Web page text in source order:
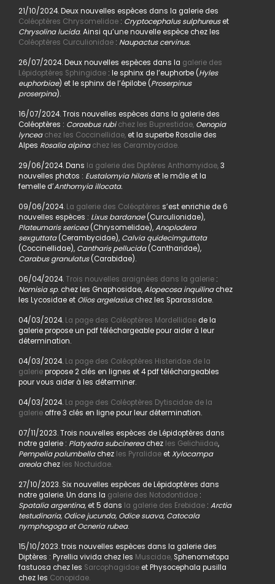
21/10/2024. Deux nouvelles espèces dans la galerie des
Coléoptères Chrysomelidae: Cryptocephalus sulphureuset
Chrysolina lucida. Ainsi qu’une nouvelle espèce chez les
Coléoptères Curculionidae : Naupactus cervinus.
26/07/2024. Deux nouvelles espèces dans la galerie des
Lépidoptères Sphingidae: le sphinx de l’euphorbe (Hyles
euphorbiae) et le sphinx de l’épilobe (Proserpinus
proserpina).
16/07/2024. Trois nouvelles espèces dans la galerie des
Coléoptères : Coraebus rubi chez les Buprestidae, Oenopia
lyncea chez les Coccinellidae,et la superbe Rosalie des
Alpes Rosalia alpina chez les Cerambycidae.
29/06/2024. Dans la galerie des Diptères Anthomyidae,3
nouvelles photos : Eustalomyia hilariset le mâle et la
femelle d’Anthomyia illocata.
09/06/2024.La galerie des Coléoptères s’est enrichie de 6
nouvelles espèces : Lixus bardanae(Curculionidae),
Plateumaris sericea(Chrysomelidae),Anoplodera
sexguttata(Cerambycidae), Calvia quidecimguttata
(Coccinellidae), Cantharis pellucida(Cantharidae),
Carabus granulatus(Carabidae).
06/04/2024.Trois nouvelles araignées dans la galerie:
Nomisia sp. chez les Gnaphosidae,Alopecosa inquilinachez
les Lycosidae et Olios argelasiuschez les Sparassidae.
04/03/2024. La page des Coléoptères Mordellidaede la
galerie propose un pdf téléchargeable pour aider à leur
détermination.
04/03/2024. La page des Coléoptères Histeridae de la
galeriepropose 2 clés en lignes et 4 pdf téléchargeables
pour vous aider à les déterminer.
04/03/2024. La page des Coléoptères Dytiscidae de la
galerieoffre 3 clés en ligne pour leur détermination.
07/11/2023. Trois nouvelles espèces de Lépidoptères dans
notre galerie : Platyedra subcinereachez les Gelichiidae,
Pempelia palumbellachez les PyralidaeetXylocampa
areolachez les Noctuidae.
27/10/2023. Six nouvelles espèces de Lépidoptères dans
notre galerie. Un dans la galerie des Notodontidae:
Spatalia argentina, et 5 dans la galerie des Erebidae: Arctia
testudinaria, Odice jucunda, Odice suava, Catocala
nymphogoga et Ocneria rubea.
15/10/2023. trois nouvelles espèces dans la galerie des
Diptères : Pyrellia vivida chez les Muscidae,Sphenometopa
fastuosa chez les Sarcophagidaeet Physocephala pusilla
chez les Conopidae.